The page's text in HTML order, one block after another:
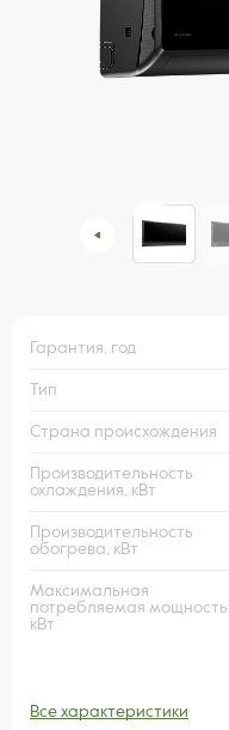
Гарантия, год
Тип
Страна происхождения
Производительность
охлаждения, кВт
Производительность
обогрева, кВт
Максимальная
потребляемая мощность,
кВт
Все характеристики